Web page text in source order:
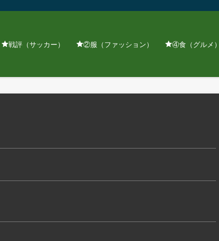
戦評（サッカー） ②服（ファッション） ④食（グルメ）